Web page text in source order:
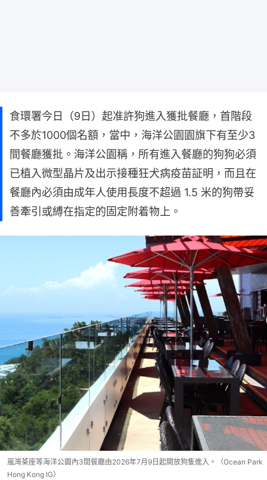
食環署今日（9日）起准許狗進入獲批餐廳，首階段
不多於1000個名額，當中，海洋公園園旗下有至少3
間餐廳獲批。海洋公園稱，所有進入餐廳的狗狗必須
已植入微型晶片及出示接種狂犬病疫苗証明，而且在
餐廳內必須由成年人使用長度不超過 1.5 米的狗帶妥
善牽引或縛在指定的固定附着物上。
嵐灣茶座等海洋公園內3間餐廳由2026年7月9日起開放狗隻進入。（Ocean Park
Hong Kong IG）